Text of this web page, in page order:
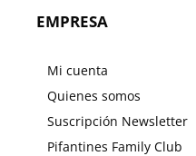
EMPRESA
Mi cuenta
Quienes somos
Suscripción Newsletter
Pifantines Family Club